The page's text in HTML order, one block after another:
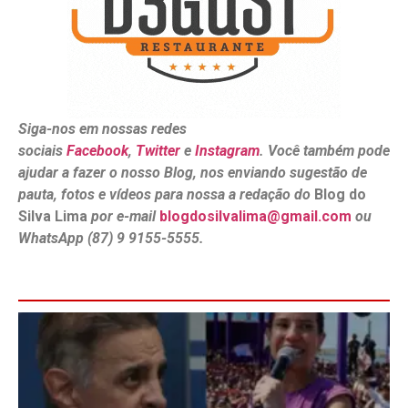
Siga-nos em nossas redes
sociais Facebook, Twitter e Instagram. Você também pode
ajudar a fazer o nosso Blog, nos enviando sugestão de
pauta, fotos e vídeos para nossa a redação do Blog do
Silva Lima por e-mail blogdosilvalima@gmail.com ou
WhatsApp (87) 9 9155-5555.